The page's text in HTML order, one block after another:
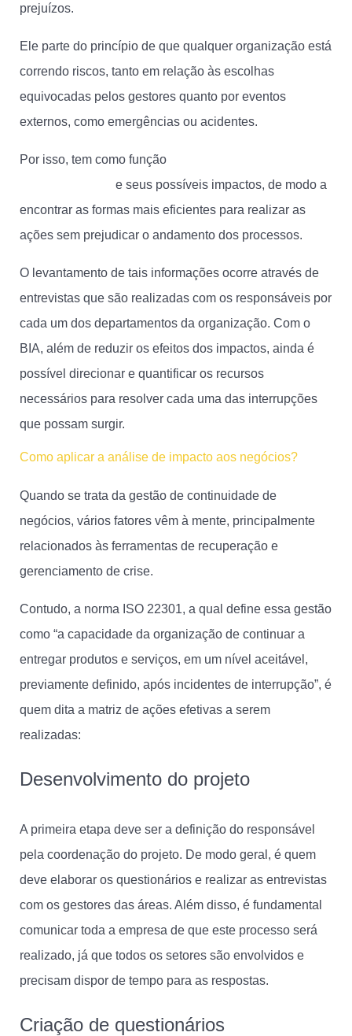
prejuízos.
Ele parte do princípio de que qualquer organização está
correndo riscos, tanto em relação às escolhas
equivocadas pelos gestores quanto por eventos
externos, como emergências ou acidentes.
Por isso, tem como função
e seus possíveis impactos, de modo a
encontrar as formas mais eficientes para realizar as
ações sem prejudicar o andamento dos processos.
O levantamento de tais informações ocorre através de
entrevistas que são realizadas com os responsáveis por
cada um dos departamentos da organização. Com o
BIA, além de reduzir os efeitos dos impactos, ainda é
possível direcionar e quantificar os recursos
necessários para resolver cada uma das interrupções
que possam surgir.
Como aplicar a análise de impacto aos negócios?
Quando se trata da gestão de continuidade de
negócios, vários fatores vêm à mente, principalmente
relacionados às ferramentas de recuperação e
gerenciamento de crise.
Contudo, a norma ISO 22301, a qual define essa gestão
como “a capacidade da organização de continuar a
entregar produtos e serviços, em um nível aceitável,
previamente definido, após incidentes de interrupção”, é
quem dita a matriz de ações efetivas a serem
realizadas:
Desenvolvimento do projeto
A primeira etapa deve ser a definição do responsável
pela coordenação do projeto. De modo geral, é quem
deve elaborar os questionários e realizar as entrevistas
com os gestores das áreas. Além disso, é fundamental
comunicar toda a empresa de que este processo será
realizado, já que todos os setores são envolvidos e
precisam dispor de tempo para as respostas.
Criação de questionários